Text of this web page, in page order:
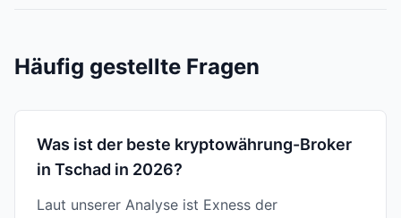
Häufig gestellte Fragen
Was ist der beste kryptowährung-Broker
in Tschad in 2026?
Laut unserer Analyse ist Exness der